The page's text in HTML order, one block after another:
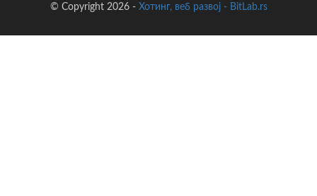
© Copyright 2026 - Хотинг, веб развој - BitLab.rs